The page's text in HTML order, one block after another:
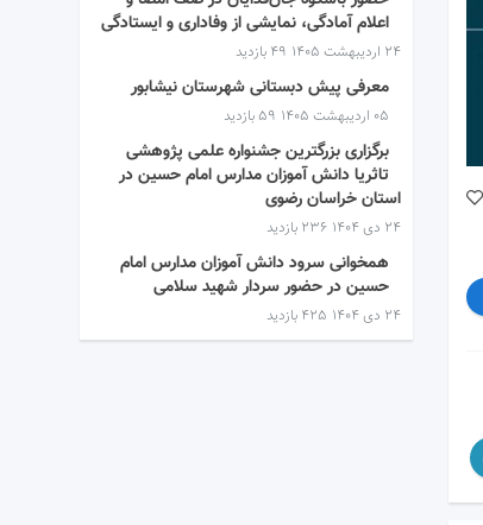
اعلام آمادگی، نمایشی از وفاداری و ایستادگی
۲۴ اردیبهشت ۱۴۰۵ 49 بازدید
معرفی پیش دبستانی شهرستان نیشابور
۰۵ اردیبهشت ۱۴۰۵ 59 بازدید
برگزاری بزرگترین جشنواره علمی پژوهشی
تاثریا دانش آموزان مدارس امام حسین در
استان خراسان رضوی
۲۴ دی ۱۴۰۴ 236 بازدید
همخوانی سرود دانش آموزان مدارس امام
حسین در حضور سردار شهید سلامی
۲۴ دی ۱۴۰۴ 425 بازدید